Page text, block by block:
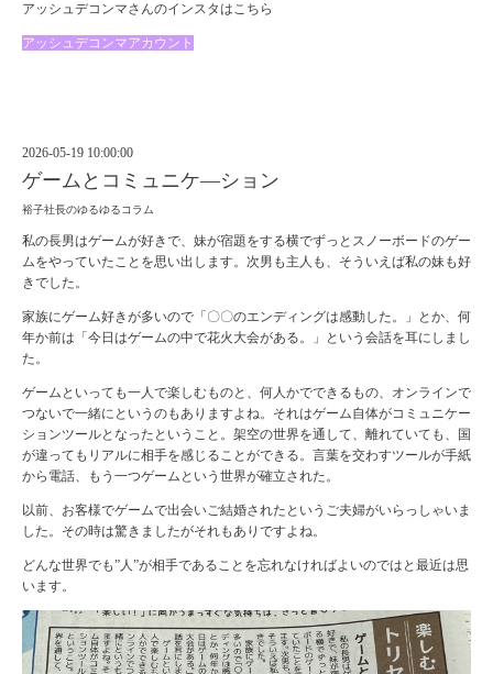
アッシュデコンマさんのインスタはこちら
アッシュデコンマアカウント
2026-05-19 10:00:00
ゲームとコミュニケ―ション
裕子社長のゆるゆるコラム
私の長男はゲームが好きで、妹が宿題をする横でずっとスノーボードのゲー
ムをやっていたことを思い出します。次男も主人も、そういえば私の妹も好
きでした。
家族にゲーム好きが多いので「〇〇のエンディングは感動した。」とか、何
年か前は「今日はゲームの中で花火大会がある。」という会話を耳にしまし
た。
ゲームといっても一人で楽しむものと、何人かでできるもの、オンラインで
つないで一緒にというのもありますよね。それはゲーム自体がコミュニケー
ションツールとなったということ。架空の世界を通して、離れていても、国
が違ってもリアルに相手を感じることができる。言葉を交わすツールが手紙
から電話、もう一つゲームという世界が確立された。
以前、お客様でゲームで出会いご結婚されたというご夫婦がいらっしゃいま
した。その時は驚きましたがそれもありですよね。
どんな世界でも”人”が相手であることを忘れなければよいのではと最近は思
います。